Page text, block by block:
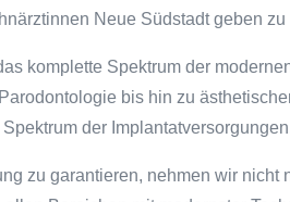
Neue Südstadt geben zu
komplette Spektrum der
bis hin zu
der
zu garantieren, nehmen wir nicht